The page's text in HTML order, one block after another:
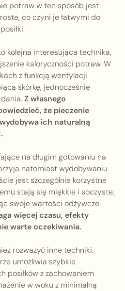
potraw w ten sposób jest
co czyni je łatwymi do
kolejna interesująca technika,
kaloryczności potraw. W
z funkcją wentylacji
skórkę, jednocześnie
Z własnego
że pieczenie
ich naturalną
na długim gotowaniu na
natomiast wydobywaniu
jest szczególnie korzystne
stają się miękkie i soczyste,
swoje wartości odżywcze.
więcej czasu, efekty
warte oczekiwania.
rozważyć inne techniki.
umożliwia szybkie
posiłków z zachowaniem
w woku z minimalną